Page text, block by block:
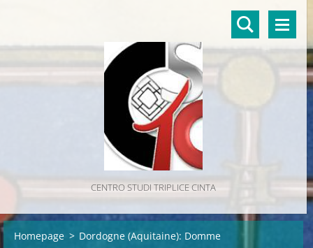
CENTRO STUDI TRIPLICE CINTA
Homepage > Dordogne (Aquitaine): Domme